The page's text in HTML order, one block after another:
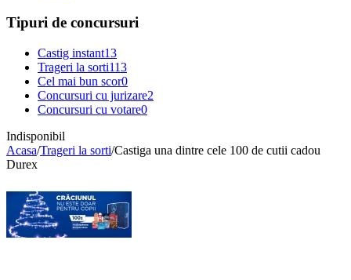
Tipuri de concursuri
Castig instant13
Trageri la sorti113
Cel mai bun scor0
Concursuri cu jurizare2
Concursuri cu votare0
Indisponibil
Acasa/Trageri la sorti/Castiga una dintre cele 100 de cutii cadou
Durex